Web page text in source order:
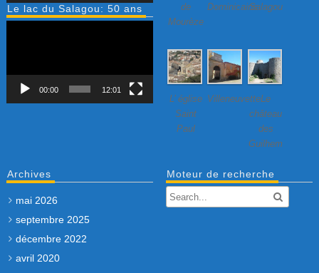
Le lac du Salagou: 50 ans
00:00 12:01
de
Mourèze
DominicainsSalagou
L’ église
Saint
Paul
Villeneuvette…
Le
château
des
Guilhem
Archives
mai 2026
septembre 2025
décembre 2022
avril 2020
Moteur de recherche